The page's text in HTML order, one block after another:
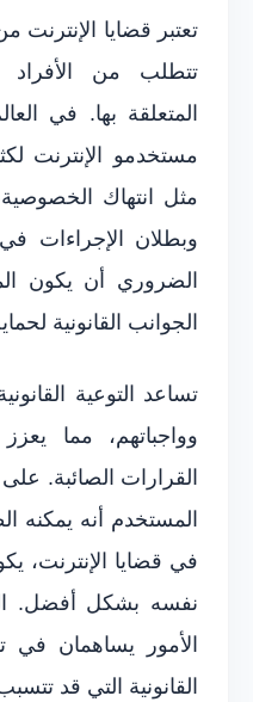
تعتبر قضايا الإنترنت
تتطلب من الأفراد
المتعلقة بها. في
مستخدمو الإنترنت
مثل انتهاك
وبطلان الإجراءات
الضروري أن يكون
الجوانب القانونية
تساعد التوعية
وواجباتهم، مما
القرارات الصائبة.
المستخدم أنه يمكنه
في قضايا الإنترنت،
نفسه بشكل أفضل.
الأمور يساهمان في
القانونية التي قد